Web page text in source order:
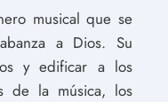
musical que se
a Dios. Su
y edificar a los
de la música, los